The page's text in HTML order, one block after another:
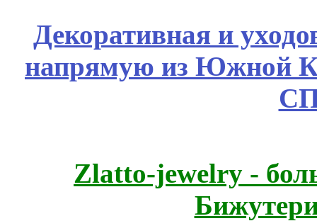
Декоративная и
напрямую из
Zlatto-jewelry -